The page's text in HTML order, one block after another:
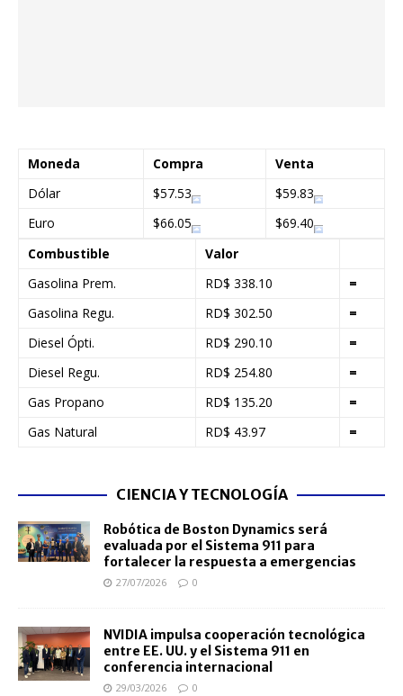
Moneda Compra
Venta
Dólar
$57.53
$59.83
Euro
$66.05
$69.40
Combustible
Valor
Gasolina Prem.
RD$ 338.10
=
Gasolina Regu.
RD$ 302.50
=
Diesel Ópti.
RD$ 290.10
=
Diesel Regu.
RD$ 254.80
=
Gas Propano
RD$ 135.20
=
Gas Natural
RD$ 43.97 =
CIENCIA Y TECNOLOGÍA
Robótica de Boston Dynamics será
evaluada por el Sistema 911 para
fortalecer la respuesta a emergencias
27/07/2026 0
NVIDIA impulsa cooperación tecnológica
entre EE. UU. y el Sistema 911 en
conferencia internacional
29/03/2026 0